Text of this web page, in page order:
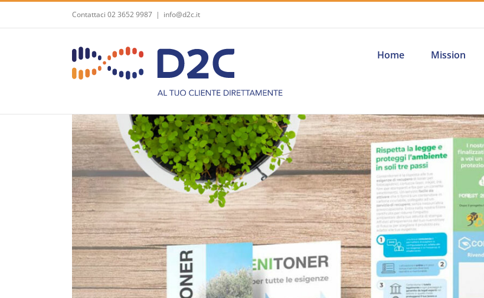
Salta
contenuto
Contattaci 02 3652 9987 | info@d2c.it
Home Mission
Ingrandisci
immagine